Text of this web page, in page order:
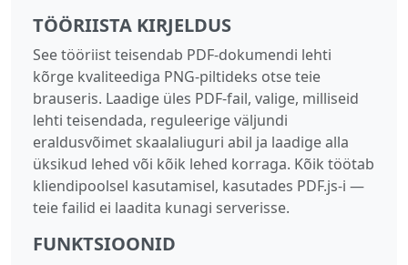
TÖÖRIISTA KIRJELDUS
See tööriist teisendab PDF-dokumendi lehti
kõrge kvaliteediga PNG-piltideks otse teie
brauseris. Laadige üles PDF-fail, valige, milliseid
lehti teisendada, reguleerige väljundi
eraldusvõimet skaalaliuguri abil ja laadige alla
üksikud lehed või kõik lehed korraga. Kõik töötab
kliendipoolsel kasutamisel, kasutades PDF.js-i —
teie failid ei laadita kunagi serverisse.
FUNKTSIOONID